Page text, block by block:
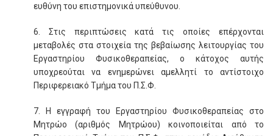
ευθύνη του επιστημονικά υπεύθυνου.
6. Στις περιπτώσεις κατά τις οποίες επέρχονται
μεταβολές στα στοιχεία της βεβαίωσης λειτουργίας του
Εργαστηρίου Φυσικοθεραπείας, ο κάτοχος αυτής
υποχρεούται να ενημερώνει αμελλητί το αντίστοιχο
Περιφερειακό Τμήμα του Π.Σ.Φ.
7. Η εγγραφή του Εργαστηρίου Φυσικοθεραπείας στο
Μητρώο (αριθμός Μητρώου) κοινοποιείται από το